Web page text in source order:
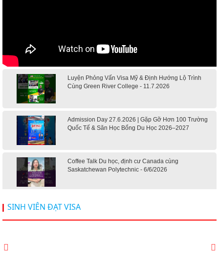
Luyện Phỏng Vấn Visa Mỹ & Định Hướng Lộ Trình
Cùng Green River College - 11.7.2026
Admission Day 27.6.2026 | Gặp Gỡ Hơn 100 Trường
Quốc Tế & Săn Học Bổng Du Học 2026–2027
Coffee Talk Du học, định cư Canada cùng
Saskatchewan Polytechnic - 6/6/2026
Hội thảo du học Mỹ 18.4.2026 - Đại học Mỹ học phí
dưới 20k/ năm
SINH VIÊN ĐẠT VISA